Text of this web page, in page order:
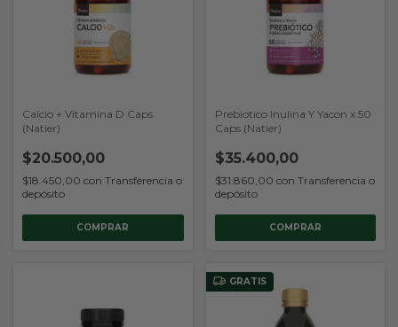
Calcio + Vitamina D Caps
(Natier)
$20.500,00
$18.450,00 con Transferencia o
depósito
Prebiotico Inulina Y Yacon x 50
Caps (Natier)
$35.400,00
$31.860,00 con Transferencia o
depósito
GRATIS